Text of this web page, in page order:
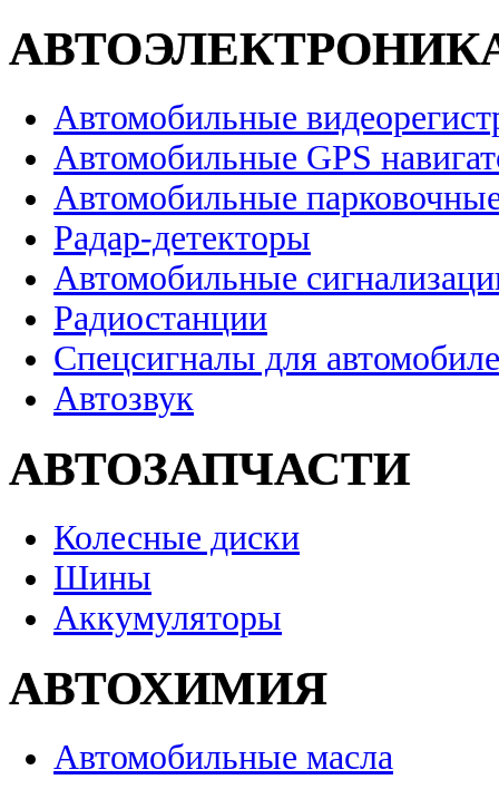
Автомобильные
Автомобильные GPS
Автомобильные
Радар-детекторы
Автомобильные
Радиостанции
Спецсигналы для
Автозвук
АВТОЗАПЧАСТИ
Колесные диски
Шины
Аккумуляторы
АВТОХИМИЯ
Автомобильные масла